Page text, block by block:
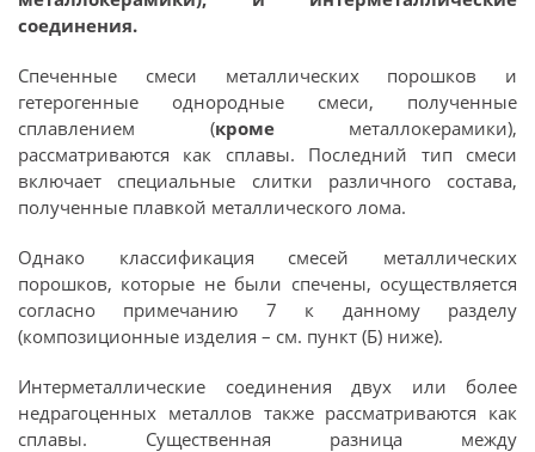
соединения.
Спеченные смеси металлических порошков и
гетерогенные однородные смеси, полученные
сплавлением (кромеметаллокерамики),
рассматриваются как сплавы. Последний тип смеси
включает специальные слитки различного состава,
полученные плавкой металлического лома.
Однако классификация смесей металлических
порошков, которые не были спечены, осуществляется
согласно примечанию 7 к данному разделу
(композиционные изделия – см. пункт (Б) ниже).
Интерметаллические соединения двух или более
недрагоценных металлов также рассматриваются как
сплавы. Существенная разница между